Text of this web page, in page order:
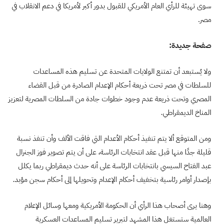
سوى تهيئة للرأي العام الأمريكي للقبول بدور أكبر لأمريكا في دعم الانقلاب في
مصر.
صفحة جديدة:
ولا يُستبعد أن تمتنع الولايات المتحدة عن تسليم هذه المساعدات
للسلطات في مصر تحت ذريعة أحكام الإعدام الصادرة من قبل القضاء
المصري وتحت ذريعة عدم وجود خطوات جادة من السلطات المصرية لتعزيز
المناخ الديمقراطي.
ومن المتوقع ألا يتم تنفيذ أحكام الأعدام التي فاقت الألف وأن تنفذ نسبة
قليلة جدًا منها قبل عقد انتخابات الرئاسة، على أن يتم تصوير فوز الجنرال
عبد الفتاح السيسي بانتخابات الرئاسة على أنه حدث ديمقراطي ربما يكلل
بإصدار أوامر رئاسية بتخفيف أحكام الإعدام وتحويلها إلى أحكام سجن مؤبد.
وهنا يرى أصحاب هذا الرأي أن الحكومة الأمريكية ومعها وسائل الإعلام
العالمية ستستغل هذا المشهد لتبرير تسليم المساعدات العسكرية